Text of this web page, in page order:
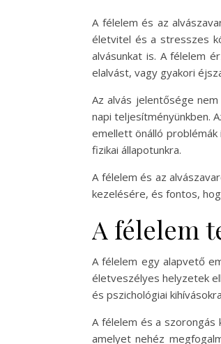
A félelem és az
életvitel és a stresszes
alvásunkat is. A félelem
elalvást, vagy gyakori
Az alvás jelentősége
napi teljesítményünkben.
emellett önálló problémák
fizikai állapotunkra.
A félelem és az
kezelésére, és fontos,
A félelem
A félelem egy alapvető
életveszélyes helyzetek
és pszichológiai
A félelem és a
amelyet nehéz